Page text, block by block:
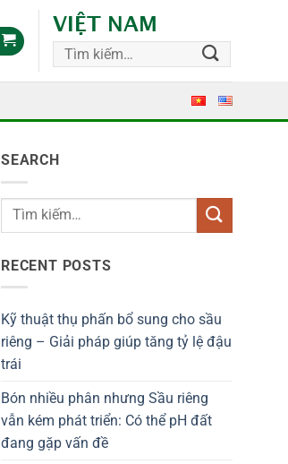
VIỆT NAM
Tìm
kiếm:
SEARCH
RECENT POSTS
Kỹ thuật thụ phấn bổ sung cho sầu
riêng – Giải pháp giúp tăng tỷ lệ đậu
trái
Bón nhiều phân nhưng Sầu riêng
vẫn kém phát triển: Có thể pH đất
đang gặp vấn đề